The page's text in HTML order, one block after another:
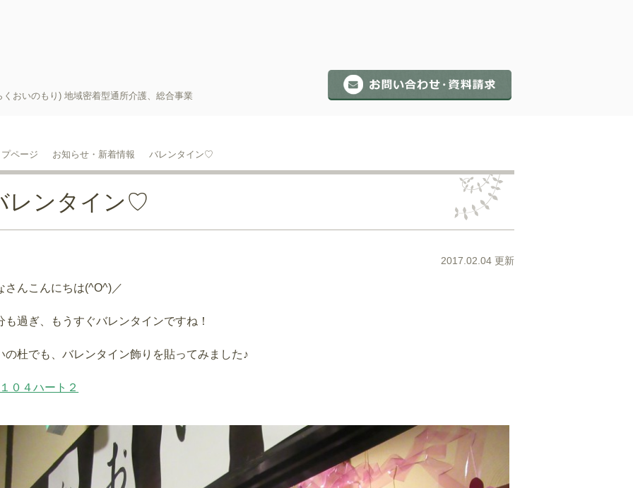
おいのもり) 地域密着型通所介護、総合事業
ページ お知らせ・新着情報 バレンタイン♡
レンタイン♡
2017.02.04 更新
さんこんにちは(^O^)／
も過ぎ、もうすぐバレンタインですね！
の杜でも、バレンタイン飾りを貼ってみました♪